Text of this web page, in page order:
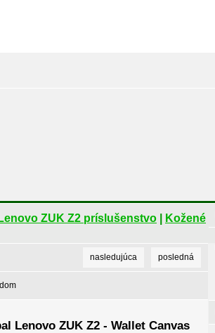
Lenovo ZUK Z2 príslušenstvo
Kožené
nasledujúca posledná
Lenovo ZUK Z2 - Wallet Canvas